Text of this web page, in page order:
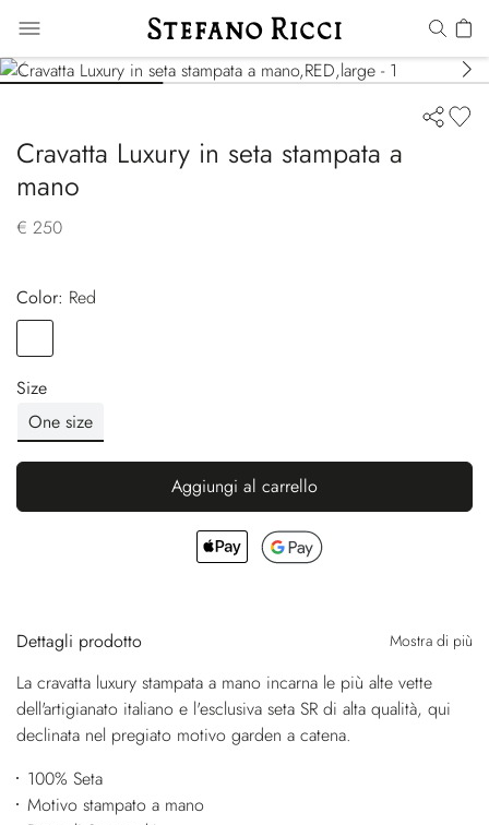
Cravatta Luxury in seta stampata a
mano
€ 250
Color:
red
Size
One size
Aggiungi al carrello
Dettagli prodotto Mostra di più
La cravatta luxury stampata a mano incarna le più alte vette
dell'artigianato italiano e l'esclusiva seta SR di alta qualità, qui
declinata nel pregiato motivo garden a catena.
100% Seta
Motivo stampato a mano